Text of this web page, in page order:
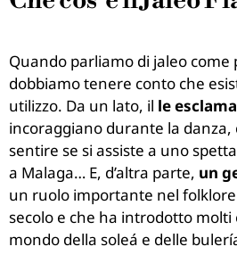
Quando parliamo di jaleo come
dobbiamo tenere conto che
utilizzo. Da un lato, il le
incoraggiano durante la danza,
sentire se si assiste a uno
a Malaga… E, d’altra parte, un
un ruolo importante nel
secolo e che ha introdotto
mondo della soleá e delle